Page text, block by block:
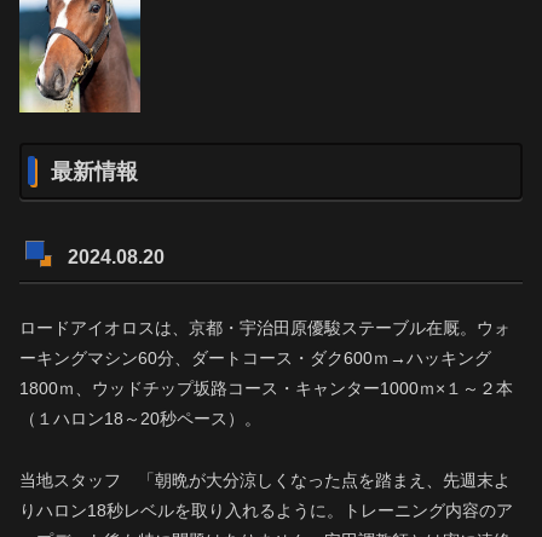
最新情報
2024.08.20
ロードアイオロスは、京都・宇治田原優駿ステーブル在厩。ウォ
ーキングマシン60分、ダートコース・ダク600ｍ→ハッキング
1800ｍ、ウッドチップ坂路コース・キャンター1000ｍ×１～２本
（１ハロン18～20秒ペース）。
当地スタッフ 「朝晩が大分涼しくなった点を踏まえ、先週末よ
りハロン18秒レベルを取り入れるように。トレーニング内容のア